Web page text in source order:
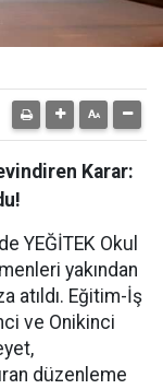
Karar:
YEĞİTEK Okul
yakından
atıldı. Eğitim-İş
ve Onikinci
düzenleme